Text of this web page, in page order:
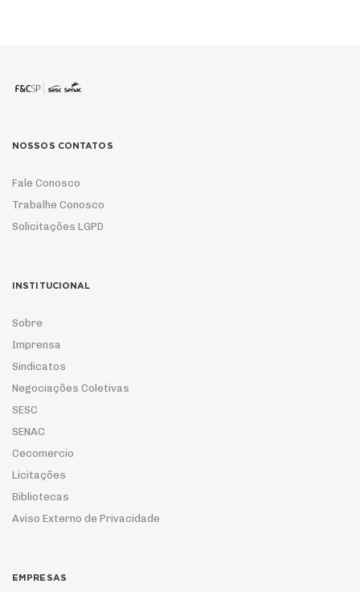
NOSSOS CONTATOS
Fale Conosco
Trabalhe Conosco
Solicitações LGPD
INSTITUCIONAL
Sobre
Imprensa
Sindicatos
Negociações Coletivas
SESC
SENAC
Cecomercio
Licitações
Bibliotecas
Aviso Externo de Privacidade
EMPRESAS